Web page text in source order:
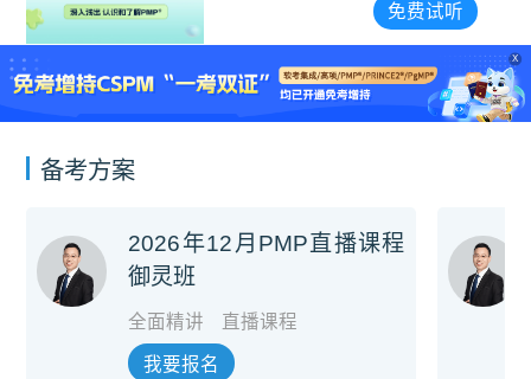
免费试听
X
备考方案
2026年12月PMP直播课程
御灵班
全面精讲 直播课程
我要报名